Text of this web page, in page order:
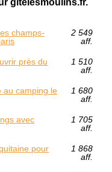
gitelesmoulins.fr.
champs-
2 549
aff.
près du
1 510
aff.
au camping le
1 680
aff.
avec
1 705
aff.
pour
1 868
aff.